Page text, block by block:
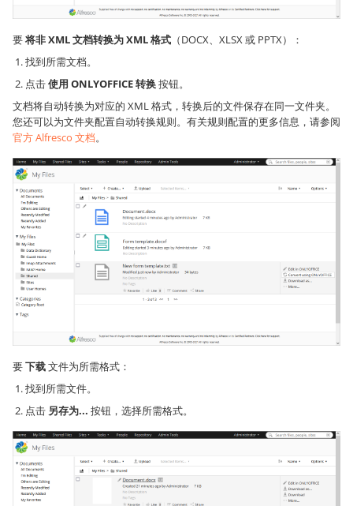
要将非 XML 文档转换为 XML 格式 （DOCX、XLSX 或 PPTX）：
找到所需文档。
点击使用 ONLYOFFICE 转换按钮。
文档将自动转换为对应的 XML 格式，转换后的文件保存在同一文件夹。
您还可以为文件夹配置自动转换规则。有关规则配置的更多信息，请参阅
官方 Alfresco 文档。
要下载文件为所需格式：
找到所需文件。
点击 另存为... 按钮，选择所需格式。